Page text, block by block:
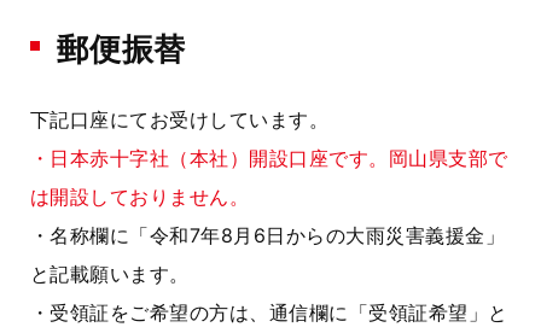
郵便振替
下記口座にてお受けしています。
・日本赤十字社（本社）開設口座です。岡山県支部で
は開設しておりません。
・名称欄に「令和7年8月6日からの大雨災害義援金」
と記載願います。
・受領証をご希望の方は、通信欄に「受領証希望」と